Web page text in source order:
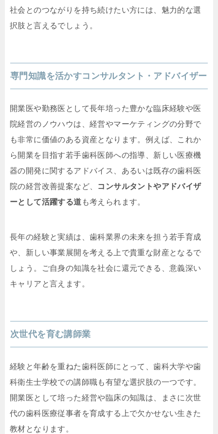
社会とのつながりを持ち続けたい方には、魅力的な選
択肢と言えるでしょう。
専門知識を活かすコンサルタント・アドバイザー
開業医や勤務医として長年培った豊かな臨床経験や医
院経営のノウハウは、経営やマーケティングの分野で
も非常に価値のある資産となります。例えば、これか
ら開業を目指す若手歯科医師への指導、新しい医療機
器の開発に関するアドバイス、あるいは既存の歯科医
院の経営改善提案など、 コンサルタントやアドバイザ
ーとして活躍する道 も考えられます。
長年の経験と実績は、歯科業界の未来を担う若手育成
や、新しい事業展開を考える上で貴重な財産となるで
しょう。ご自身の知識を社会に還元できる、意義深い
キャリアと言えます。
次世代を育む講師業
経験と年齢を重ねた歯科医師にとって、歯科大学や歯
科衛生士学校での講師職も有望な選択肢の一つです。
開業医として培った経営や臨床の知識は、まさに次世
代の歯科医療従事者を育成する上で欠かせない生きた
教材となります。